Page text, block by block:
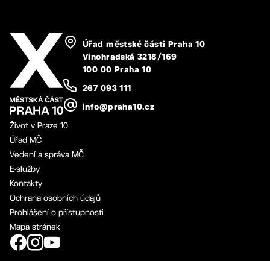
Úřad městské části Praha 10
Vinohradská 3218/169
100 00 Praha 10
267 093 111
info@praha10.cz
Život v Praze 10
Úřad MČ
Vedení a správa MČ
E-služby
Kontakty
Ochrana osobních údajů
Prohlášení o přístupnosti
Mapa stránek